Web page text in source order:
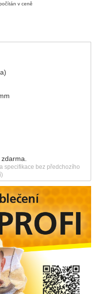
v ceně
specifikace bez předchozího